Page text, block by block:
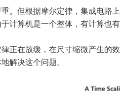
。但根据摩尔定律，集成电路
计算机是一个整体，有计算也
正在放缓，在尺寸缩微产生的
解决这个问题。